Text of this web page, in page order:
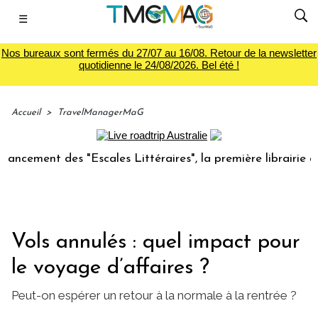
☰
Nos bureaux sont fermés du 27/07 au 16/08. Retour de la newsletter
quotidienne le 24/08/2026. Bel été !
Accueil > TravelManagerMaG
des "Escales Littéraires", la première librairie du
Vols annulés : quel impact pour
le voyage d’affaires ?
Peut-on espérer un retour à la normale à la rentrée ?